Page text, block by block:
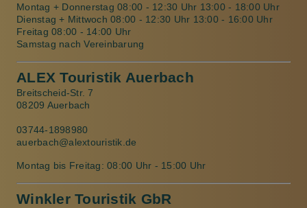
Montag + Donnerstag 08:00 - 12:30 Uhr 13:00 - 18:00 Uhr
Dienstag + Mittwoch 08:00 - 12:30 Uhr 13:00 - 16:00 Uhr
Freitag 08:00 - 14:00 Uhr
Samstag nach Vereinbarung
ALEX Touristik Auerbach
Breitscheid-Str. 7
08209 Auerbach
03744-1898980
auerbach@alextouristik.de
Montag bis Freitag: 08:00 Uhr - 15:00 Uhr
Winkler Touristik GbR